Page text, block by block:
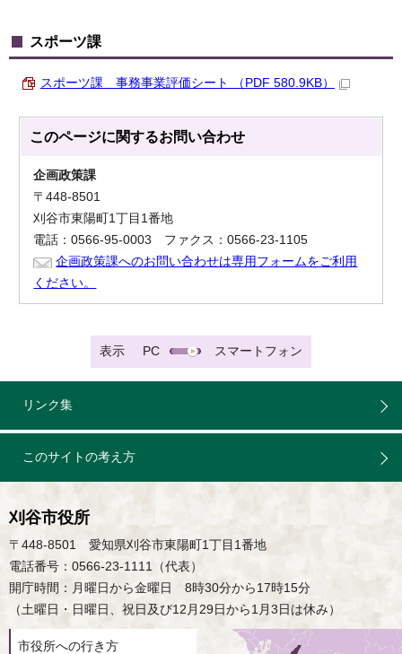
スポーツ課
スポーツ課 事務事業評価シート （PDF 580.9KB）
このページに関するお問い合わせ
企画政策課
〒448-8501
刈谷市東陽町1丁目1番地
電話：0566-95-0003 ファクス：0566-23-1105
企画政策課へのお問い合わせは専用フォームをご利用
ください。
表示 PC スマートフォン
リンク集
このサイトの考え方
刈谷市役所
〒448-8501 愛知県刈谷市東陽町1丁目1番地
電話番号：0566-23-1111（代表）
開庁時間：月曜日から金曜日 8時30分から17時15分
（土曜日・日曜日、祝日及び12月29日から1月3日は休み）
市役所への行き方